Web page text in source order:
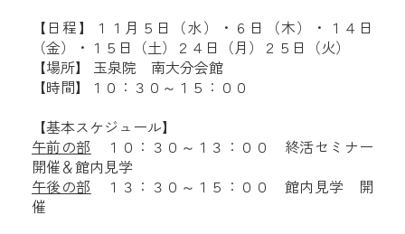
【日程】
１１月５日（水）・６日（木）・１４日
（金）・１５日（土）２４日（月）２５日（火）
【場所】 玉泉院 南大分会館
【時間】１０：３０～１５：００
【基本スケジュール】
午前の部 １０：３０～１３：００ 終活セミナー
開催＆館内見学
午後の部 １３：３０～１５：００ 館内見学 開
催